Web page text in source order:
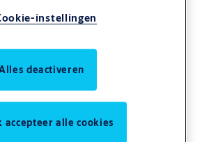
instellingen
deactiveren
accepteer alle cookies